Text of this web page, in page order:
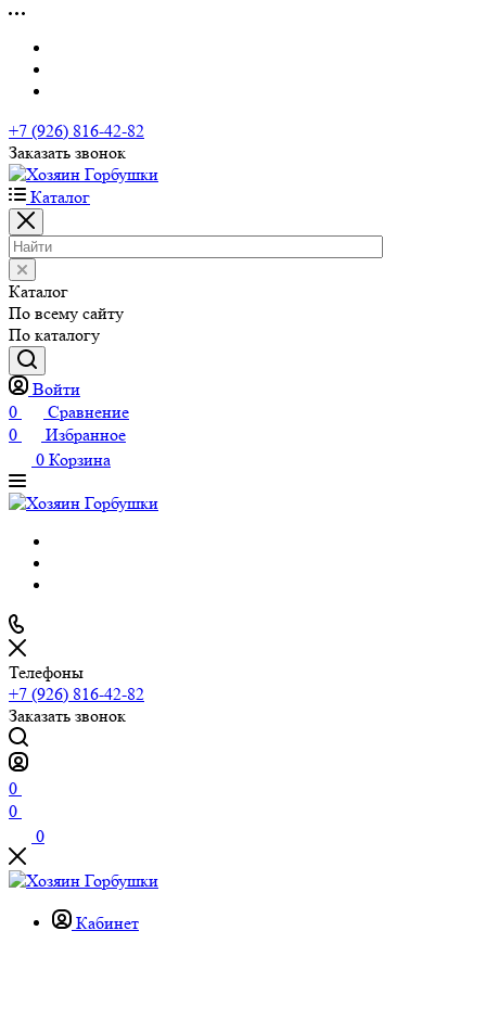
+7 (926) 816-42-82
Заказать звонок
Каталог
Каталог
По всему сайту
По каталогу
Войти
0
Сравнение
0
Избранное
0 Корзина
Телефоны
+7 (926) 816-42-82
Заказать звонок
0
0
0
Кабинет